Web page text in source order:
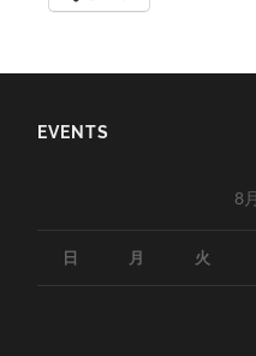
EVENTS
8
日 月 火